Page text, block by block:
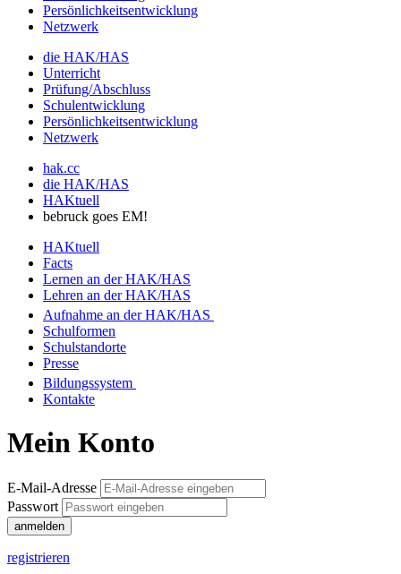
Persönlichkeitsentwicklung
Netzwerk
die HAK/HAS
Unterricht
Prüfung/Abschluss
Schulentwicklung
Persönlichkeitsentwicklung
Netzwerk
hak.cc
die HAK/HAS
HAKtuell
bebruck goes EM!
HAKtuell
Facts
Lernen an der HAK/HAS
Lehren an der HAK/HAS
Aufnahme an der HAK/HAS
Schulformen
Schulstandorte
Presse
Bildungssystem
Kontakte
Mein Konto
E-Mail-Adresse
Passwort
anmelden
registrieren